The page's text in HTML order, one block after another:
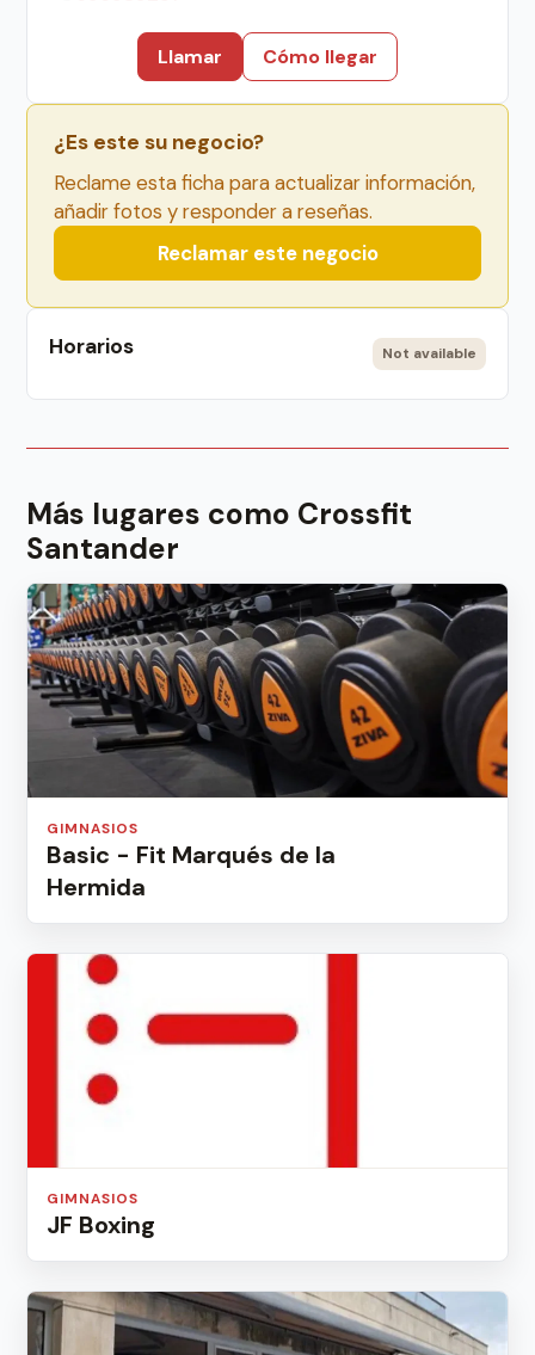
Llamar Cómo llegar
¿Es este su negocio?
Reclame esta ficha para actualizar información,
añadir fotos y responder a reseñas.
Reclamar este negocio
Horarios Not available
Más lugares como Crossfit
Santander
GIMNASIOS
Basic - Fit Marqués de la
Hermida
GIMNASIOS
JF Boxing